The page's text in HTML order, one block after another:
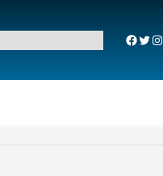
Facebook Twitter Instagram